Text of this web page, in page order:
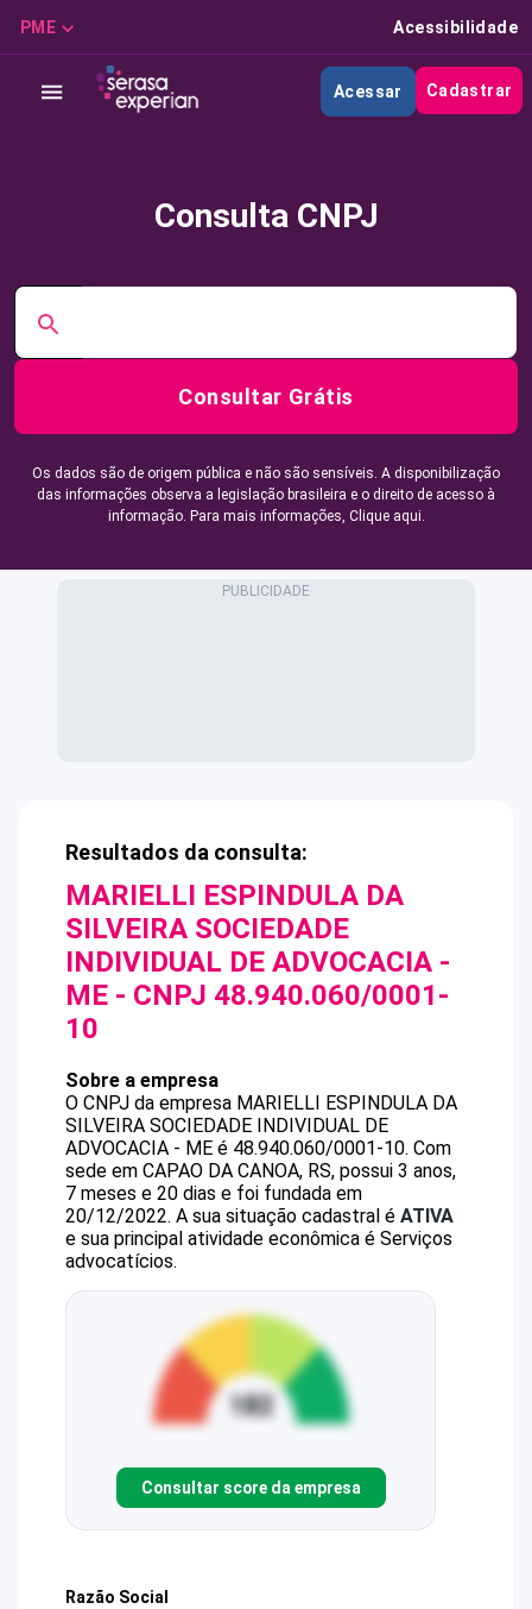
PME Acessibilidade
Acessar Cadastrar
Consulta CNPJ
Consultar Grátis
Os dados são de origem pública e não são sensíveis. A disponibilização
das informações observa a legislação brasileira e o direito de acesso à
informação. Para mais informações, Clique aqui.
Resultados da consulta:
MARIELLI ESPINDULA DA
SILVEIRA SOCIEDADE
INDIVIDUAL DE ADVOCACIA -
ME - CNPJ 48.940.060/0001-
10
Sobre a empresa
O CNPJ da empresa MARIELLI ESPINDULA DA
SILVEIRA SOCIEDADE INDIVIDUAL DE
ADVOCACIA - ME é 48.940.060/0001-10. Com
sede em CAPAO DA CANOA, RS, possui 3 anos,
7 meses e 20 dias e foi fundada em
20/12/2022. A sua situação cadastral é ATIVA
e sua principal atividade econômica é Serviços
advocatícios.
Consultar score da empresa
Razão Social